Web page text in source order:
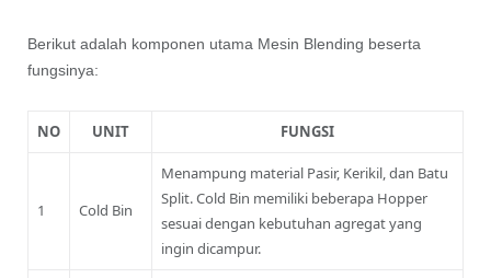
Berikut adalah komponen utama Mesin Blending beserta
fungsinya:
NO UNIT FUNGSI
1 Cold Bin
Menampung material Pasir, Kerikil, dan Batu
Split. Cold Bin memiliki beberapa Hopper
sesuai dengan kebutuhan agregat yang
ingin dicampur.